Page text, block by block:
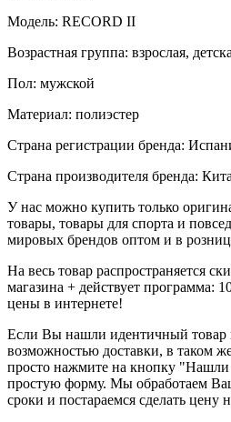
Модель: RECORD II
Возрастная группа: взрослая,
Пол: мужской
Материал: полиэстер
Страна регистрации бренда:
Страна производителя бренда:
У нас можно купить только
товары, товары для спорта и
мировых брендов оптом и в
На весь товар распространяется
магазина + действует программа:
цены в интернете!
Если Вы нашли идентичный товар
возможностью доставки, в таком
просто нажмите на кнопку "Нашли
простую форму. Мы обработаем
сроки и постараемся сделать цену